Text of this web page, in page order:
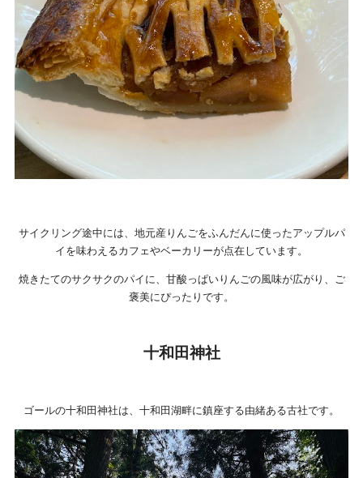
サイクリング途中には、地元産りんごをふんだんに使ったアップルパ
イを味わえるカフェやベーカリーが点在しています。
焼きたてのサクサクのパイに、甘酸っぱいりんごの風味が広がり、ご
褒美にぴったりです。
十和田神社
ゴールの十和田神社は、十和田湖畔に鎮座する由緒ある古社です。